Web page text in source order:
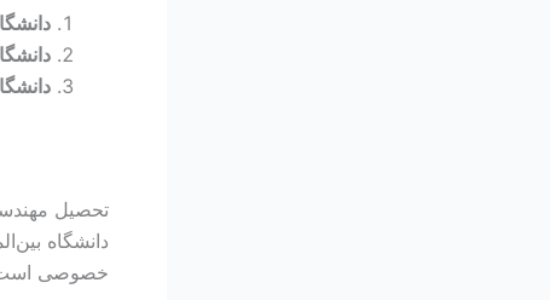
تحصیل
خصوصی است